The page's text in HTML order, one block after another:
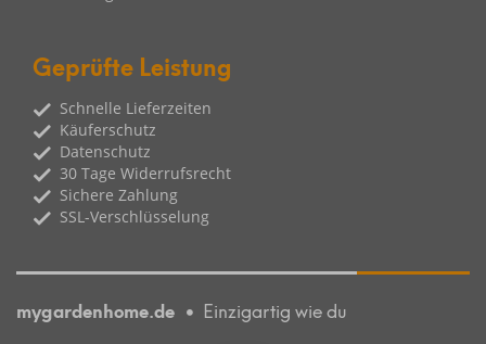
Geprüfte Leistung
Schnelle Lieferzeiten
Käuferschutz
Datenschutz
30 Tage Widerrufsrecht
Sichere Zahlung
SSL-Verschlüsselung
mygardenhome.de Einzigartig wie du